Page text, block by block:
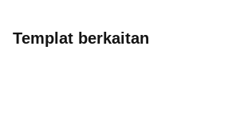
Templat berkaitan